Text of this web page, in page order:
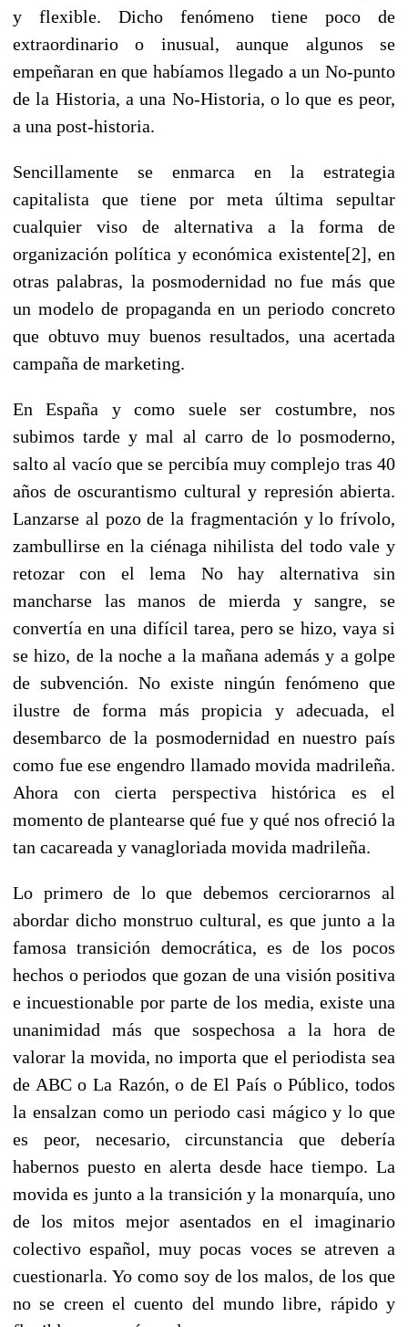
y flexible. Dicho fenómeno tiene poco de
extraordinario o inusual, aunque algunos se
empeñaran en que habíamos llegado a un No-punto
de la Historia, a una No-Historia, o lo que es peor,
a una post-historia.
Sencillamente se enmarca en la estrategia
capitalista que tiene por meta última sepultar
cualquier viso de alternativa a la forma de
organización política y económica existente[2], en
otras palabras, la posmodernidad no fue más que
un modelo de propaganda en un periodo concreto
que obtuvo muy buenos resultados, una acertada
campaña de marketing.
En España y como suele ser costumbre, nos
subimos tarde y mal al carro de lo posmoderno,
salto al vacío que se percibía muy complejo tras 40
años de oscurantismo cultural y represión abierta.
Lanzarse al pozo de la fragmentación y lo frívolo,
zambullirse en la ciénaga nihilista del todo vale y
retozar con el lema No hay alternativa sin
mancharse las manos de mierda y sangre, se
convertía en una difícil tarea, pero se hizo, vaya si
se hizo, de la noche a la mañana además y a golpe
de subvención. No existe ningún fenómeno que
ilustre de forma más propicia y adecuada, el
desembarco de la posmodernidad en nuestro país
como fue ese engendro llamado movida madrileña.
Ahora con cierta perspectiva histórica es el
momento de plantearse qué fue y qué nos ofreció la
tan cacareada y vanagloriada movida madrileña.
Lo primero de lo que debemos cerciorarnos al
abordar dicho monstruo cultural, es que junto a la
famosa transición democrática, es de los pocos
hechos o periodos que gozan de una visión positiva
e incuestionable por parte de los media, existe una
unanimidad más que sospechosa a la hora de
valorar la movida, no importa que el periodista sea
de ABC o La Razón, o de El País o Público, todos
la ensalzan como un periodo casi mágico y lo que
es peor, necesario, circunstancia que debería
habernos puesto en alerta desde hace tiempo. La
movida es junto a la transición y la monarquía, uno
de los mitos mejor asentados en el imaginario
colectivo español, muy pocas voces se atreven a
cuestionarla. Yo como soy de los malos, de los que
no se creen el cuento del mundo libre, rápido y